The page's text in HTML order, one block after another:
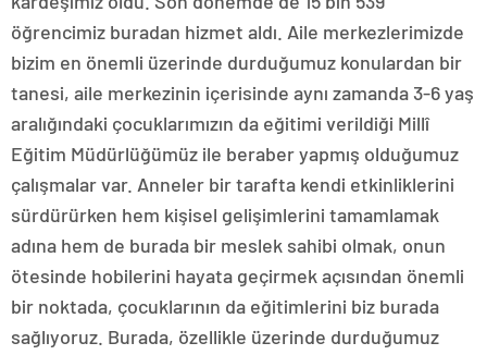
öğrencimiz buradan hizmet aldı. Aile merkezlerimizde
bizim en önemli üzerinde durduğumuz konulardan bir
tanesi, aile merkezinin içerisinde aynı zamanda 3-6 yaş
aralığındaki çocuklarımızın da eğitimi verildiği Millî
Eğitim Müdürlüğümüz ile beraber yapmış olduğumuz
çalışmalar var. Anneler bir tarafta kendi etkinliklerini
sürdürürken hem kişisel gelişimlerini tamamlamak
adına hem de burada bir meslek sahibi olmak, onun
ötesinde hobilerini hayata geçirmek açısından önemli
bir noktada, çocuklarının da eğitimlerini biz burada
sağlıyoruz. Burada, özellikle üzerinde durduğumuz